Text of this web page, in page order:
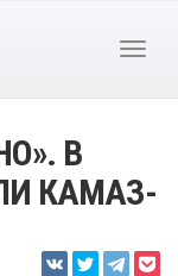
В
КАМАЗ-